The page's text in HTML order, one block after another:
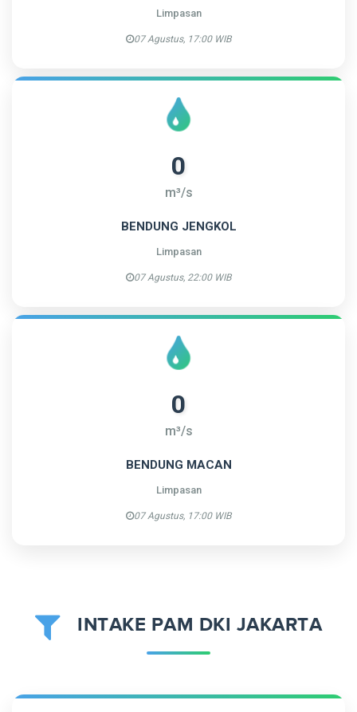
Limpasan
07 Agustus, 17:00 WIB
0
m³/s
BENDUNG JENGKOL
Limpasan
07 Agustus, 22:00 WIB
0
m³/s
BENDUNG MACAN
Limpasan
07 Agustus, 17:00 WIB
INTAKE PAM DKI JAKARTA